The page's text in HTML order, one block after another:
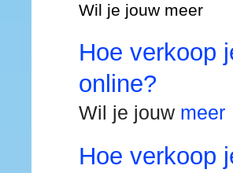
Wil je jouw meer
Hoe verkoop
online?
Wil je jouw meer
Hoe verkoop